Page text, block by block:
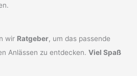
wir Ratgeber, um das passende
Anlässen zu entdecken.Viel Spaß